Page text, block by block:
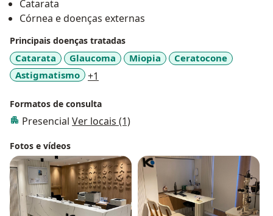
Catarata
Córnea e doenças externas
Principais doenças tratadas
Catarata Glaucoma Miopia
Ceratocone
Astigmatismo
+1
Formatos de consulta
Presencial Ver locais (1)
Fotos e vídeos